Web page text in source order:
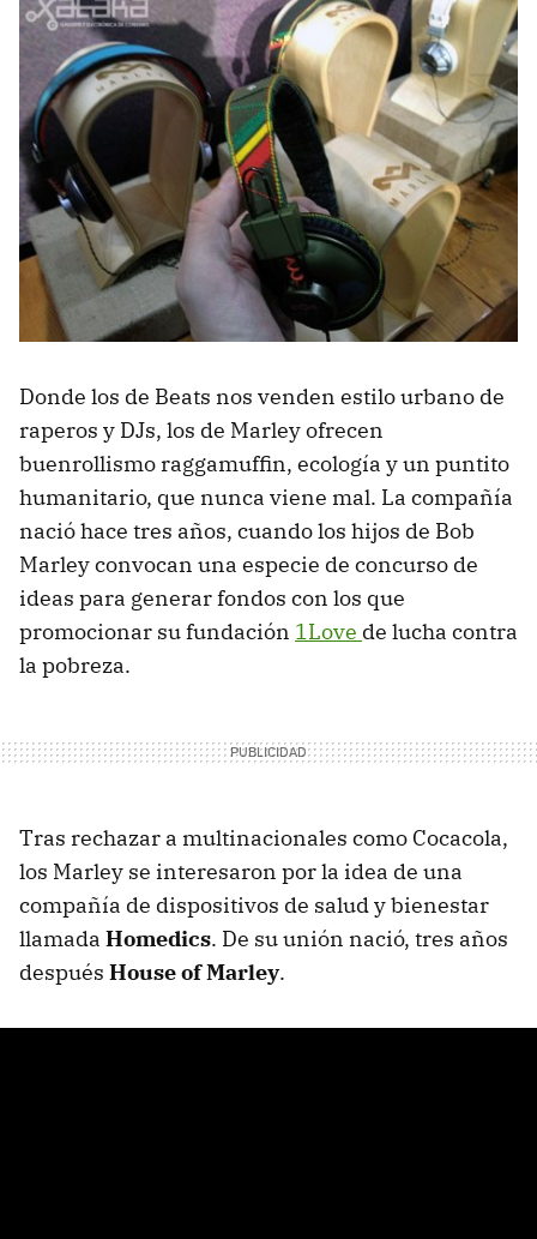
Donde los de Beats nos venden estilo urbano de
raperos y DJs, los de Marley ofrecen
buenrollismo raggamuffin, ecología y un puntito
humanitario, que nunca viene mal. La compañía
nació hace tres años, cuando los hijos de Bob
Marley convocan una especie de concurso de
ideas para generar fondos con los que
promocionar su fundación 1Love de lucha contra
la pobreza.
Tras rechazar a multinacionales como Cocacola,
los Marley se interesaron por la idea de una
compañía de dispositivos de salud y bienestar
llamada Homedics. De su unión nació, tres años
después House of Marley.